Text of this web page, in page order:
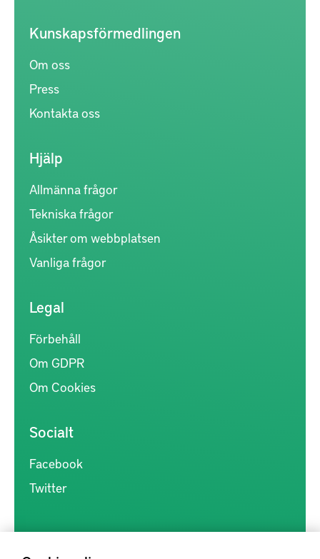
Kunskapsförmedlingen
Om oss
Press
Kontakta oss
Hjälp
Allmänna frågor
Tekniska frågor
Åsikter om webbplatsen
Vanliga frågor
Legal
Förbehåll
Om GDPR
Om Cookies
Socialt
Facebook
Twitter